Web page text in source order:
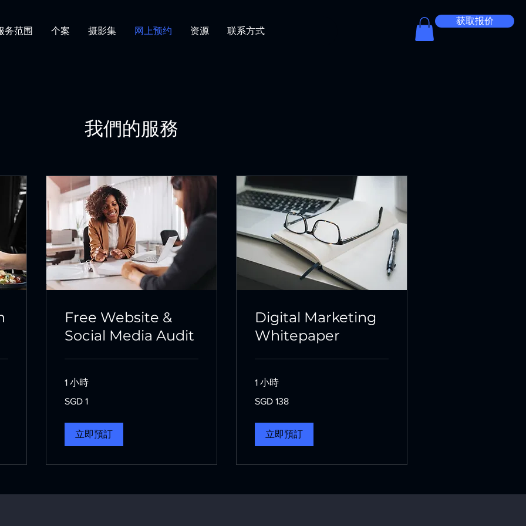
务范围 个案 摄影集 网上预约 资源 联系方式
获取报价
我們的服務
Free Website &
Social Media Audit
1 小時
新
SGD 1
立即預訂
Digital Marketing
Whitepaper
1 小時
新
SGD 138
立即預訂